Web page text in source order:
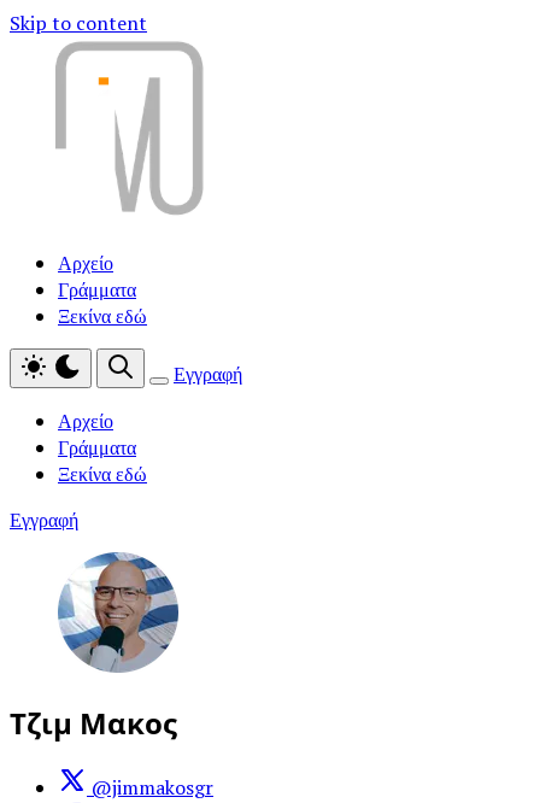
Skip to content
Αρχείο
Γράμματα
Ξεκίνα εδώ
Εγγραφή
Αρχείο
Γράμματα
Ξεκίνα εδώ
Εγγραφή
Τζιμ Μακος
@jimmakosgr